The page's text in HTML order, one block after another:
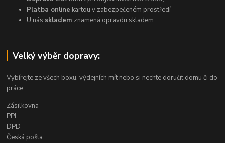
Platba online kartou v zabezpečeném prostředí
U nás skladem znamená opravdu skladem
Velký výběr dopravy:
Vybírejte ze všech boxu, výdejních mít nebo si nechte doručit domu či do
práce.
Zásilkovna
PPL
DPD
Česká pošta